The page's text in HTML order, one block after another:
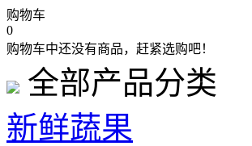
购物车
0
购物车中还没有商品，赶紧选购吧！
全部产品分类
新鲜蔬果